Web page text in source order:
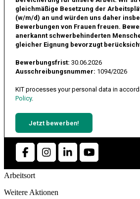
gleichmäßige Besetzung der
(w/m/d) an und würden uns daher
Bewerbungen von Frauen freuen.
anerkannt schwerbehinderten
gleicher Eignung bevorzugt
Bewerbungsfrist: 30.06.2026
Ausschreibungsnummer: 1094/2026
KIT processes your personal data in
Policy.
Jetzt bewerben!
Arbeitsort
Weitere Aktionen